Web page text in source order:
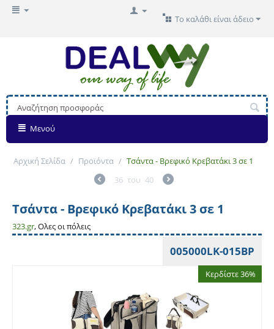
Το καλάθι είναι άδειο
Μενού
Αρχική Σελίδα / Προϊόντα / Τσάντα - Βρεφικό Κρεβατάκι 3 σε 1
36 του 40
Τσάντα - Βρεφικό Κρεβατάκι 3 σε 1
323.gr, Ολες οι πόλεις
005000LK-015BP
Κερδίστε 36%